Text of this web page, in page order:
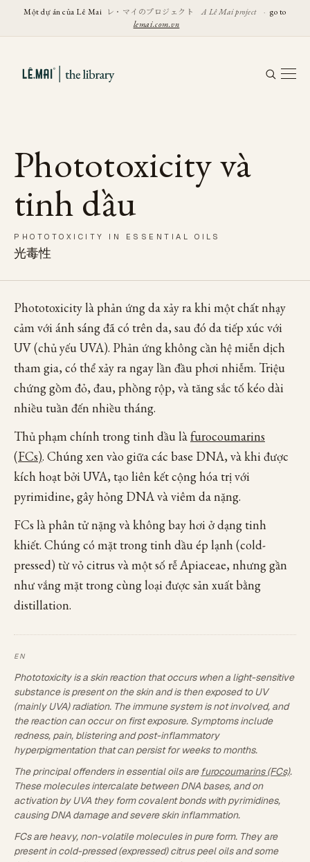
Một dự án của Lê Mai レ・マイのプロジェクト A Lê Mai project · go to
lemai.com.vn
Phototoxicity và
tinh dầu
PHOTOTOXICITY IN ESSENTIAL OILS
光毒性
Phototoxicity là phản ứng da xảy ra khi một chất nhạy
cảm với ánh sáng đã có trên da, sau đó da tiếp xúc với
UV (chủ yếu UVA). Phản ứng không cần hệ miễn dịch
tham gia, có thể xảy ra ngay lần đầu phơi nhiễm. Triệu
chứng gồm đỏ, đau, phồng rộp, và tăng sắc tố kéo dài
nhiều tuần đến nhiều tháng.
Thủ phạm chính trong tinh dầu làfurocoumarins
(FCs). Chúng xen vào giữa các base DNA, và khi được
kích hoạt bởi UVA, tạo liên kết cộng hóa trị với
pyrimidine, gây hỏng DNA và viêm da nặng.
FCs là phân tử nặng và không bay hơi ở dạng tinh
khiết. Chúng có mặt trong tinh dầu ép lạnh (cold-
pressed) từ vỏ citrus và một số rễ Apiaceae, nhưng gần
như vắng mặt trong cùng loại được sản xuất bằng
distillation.
Phototoxicity is a skin reaction that occurs when a light-sensitive
substance is present on the skin and is then exposed to UV
(mainly UVA) radiation. The immune system is not involved, and
the reaction can occur on first exposure. Symptoms include
redness, pain, blistering and post-inflammatory
hyperpigmentation that can persist for weeks to months.
The principal offenders in essential oils are furocoumarins (FCs).
These molecules intercalate between DNA bases, and on
activation by UVA they form covalent bonds with pyrimidines,
causing DNA damage and severe skin inflammation.
FCs are heavy, non-volatile molecules in pure form. They are
present in cold-pressed (expressed) citrus peel oils and some